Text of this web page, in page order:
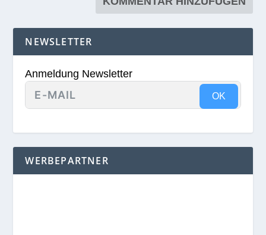
NEWSLETTER
Anmeldung Newsletter
OK
WERBEPARTNER